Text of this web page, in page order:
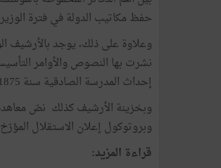
حفظ مكاتيب الدولة في فترة الوزير
إحداث المدرسة الصادقية سنة 1875 وغيرها من النصوص المنظّمة لهياكل الدولة والمؤسسة للحداثة في تونس ...
وبروتوكول إعلان الاستقلال المؤرّخ في 20 مارس 1956... وهناك من الوثائق ما هو
قراءة المزيد: